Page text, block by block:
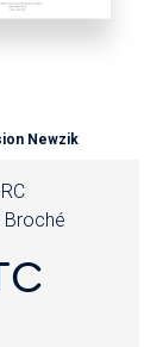
Newzik
Broché